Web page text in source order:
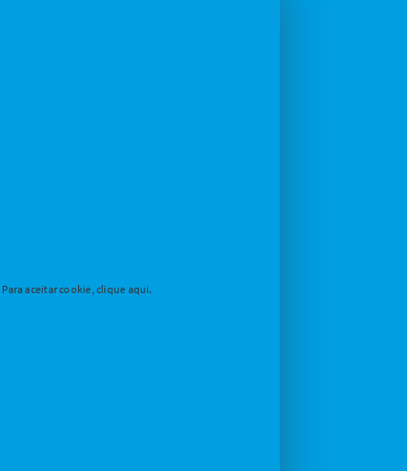
aceitar cookie, clique aqui.